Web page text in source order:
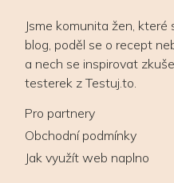
Jsme komunita žen, které
blog, poděl se o recept
a nech se inspirovat
testerek z Testuj.to.
Pro partnery
Obchodní podmínky
Jak využít web naplno